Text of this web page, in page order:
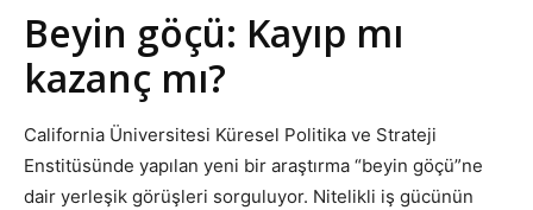
Beyin göçü: Kayıp mı
kazanç mı?
California Üniversitesi Küresel Politika ve Strateji
Enstitüsünde yapılan yeni bir araştırma “beyin göçü”ne
dair yerleşik görüşleri sorguluyor. Nitelikli iş gücünün